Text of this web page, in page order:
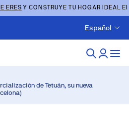
ERES Y CONSTRUYE TU HOGAR IDEAL
Español
de Tetuán, su nueva